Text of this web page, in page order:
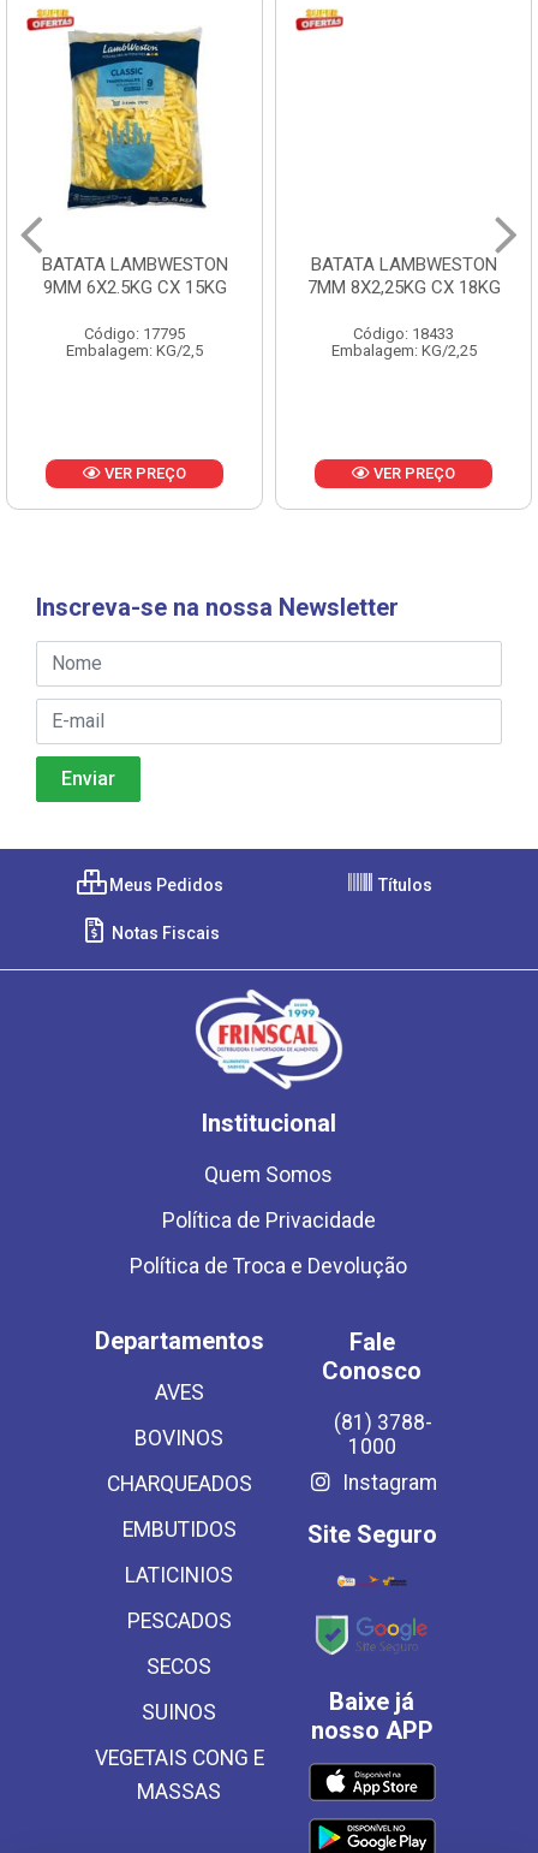
BATATA LAMBWESTON
9MM 6X2.5KG CX 15KG
Código: 17795
Embalagem: KG/2,5
VER PREÇO
BATATA LAMBWESTON
7MM 8X2,25KG CX 18KG
Código: 18433
Embalagem: KG/2,25
VER PREÇO
Inscreva-se na nossa Newsletter
Meus Pedidos Títulos
Notas Fiscais
Institucional
Quem Somos
Política de Privacidade
Política de Troca e Devolução
Departamentos
AVES
BOVINOS
CHARQUEADOS
EMBUTIDOS
LATICINIOS
PESCADOS
SECOS
SUINOS
VEGETAIS CONG E
MASSAS
Fale
Conosco
(81) 3788-
1000
Instagram
Site Seguro
Baixe já
nosso APP